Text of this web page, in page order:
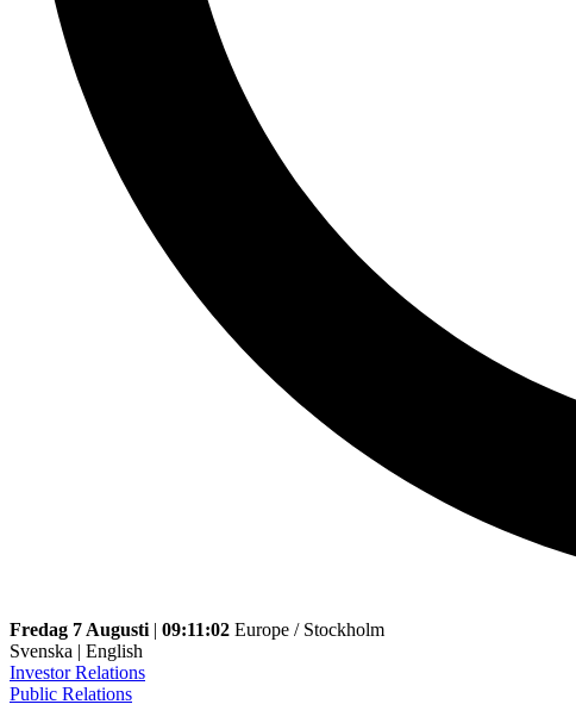
Fredag 7 Augusti | 09:11:02 Europe / Stockholm
Svenska | English
Investor Relations
Public Relations